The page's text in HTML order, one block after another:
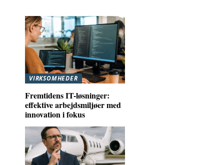
VIRKSOMHEDER
Fremtidens IT-løsninger:
effektive arbejdsmiljøer med
innovation i fokus